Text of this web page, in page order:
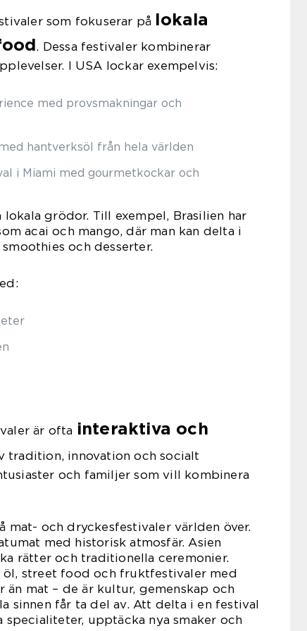
som fokuserar på lokala
. Dessa festivaler kombinerar
I USA lockar exempelvis:
med provsmakningar och
hantverksöl från hela världen
i Miami med gourmetkockar och
grödor. Till exempel, Brasilien har
acai och mango, där man kan delta i
och desserter.
är ofta interaktiva och
tradition, innovation och socialt
och familjer som vill kombinera
mat- och dryckesfestivaler världen över.
med historisk atmosfär. Asien
rätter och traditionella ceremonier.
street food och fruktfestivaler med
än mat – de är kultur, gemenskap och
sinnen får ta del av. Att delta i en festival
upptäcka nya smaker och